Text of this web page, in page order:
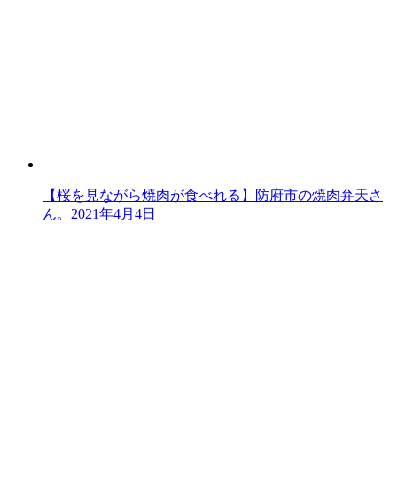
【桜を見ながら焼肉が食べれる】防府市の焼肉弁天さ
ん。 2021年4月4日